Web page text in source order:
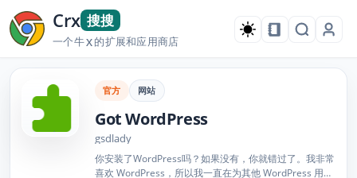
Crx 搜搜
一个牛X的扩展和应用商店
官方 网站
Got WordPress
gsdlady
你安装了WordPress吗？如果没有，你就错过了。我非常
喜欢 WordPress，所以我一直在为其他 WordPress 用户